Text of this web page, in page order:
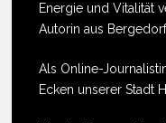
Energie und Vitalität
Autorin aus
Als Online-
Ecken unserer Stadt